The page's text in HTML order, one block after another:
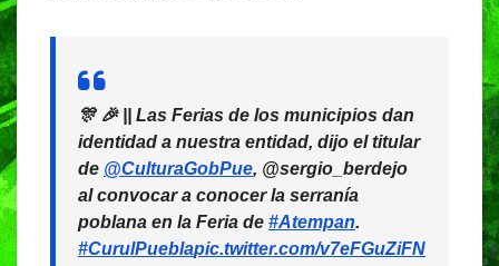
🎊 🎉 || Las Ferias de los municipios dan
identidad a nuestra entidad, dijo el titular
de @CulturaGobPue, @sergio_berdejo
al convocar a conocer la serranía
poblana en la Feria de #Atempan.
#CurulPueblapic.twitter.com/v7eFGuZiFN